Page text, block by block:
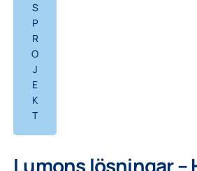
S
P
R
O
J
E
K
T
Lumons lösningar –